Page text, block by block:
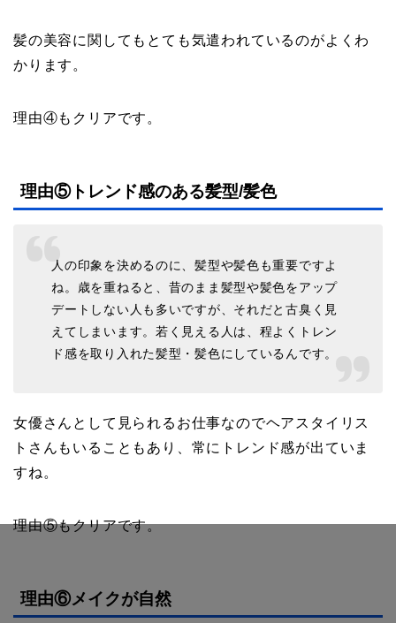
髪の美容に関してもとても気遣われているのがよくわ
かります。
理由④もクリアです。
理由⑤トレンド感のある髪型/髪色
人の印象を決めるのに、髪型や髪色も重要ですよ
ね。歳を重ねると、昔のまま髪型や髪色をアップ
デートしない人も多いですが、それだと古臭く見
えてしまいます。若く見える人は、程よくトレン
ド感を取り入れた髪型・髪色にしているんです。
女優さんとして見られるお仕事なのでヘアスタイリス
トさんもいることもあり、常にトレンド感が出ていま
すね。
理由⑤もクリアです。
理由⑥メイクが自然